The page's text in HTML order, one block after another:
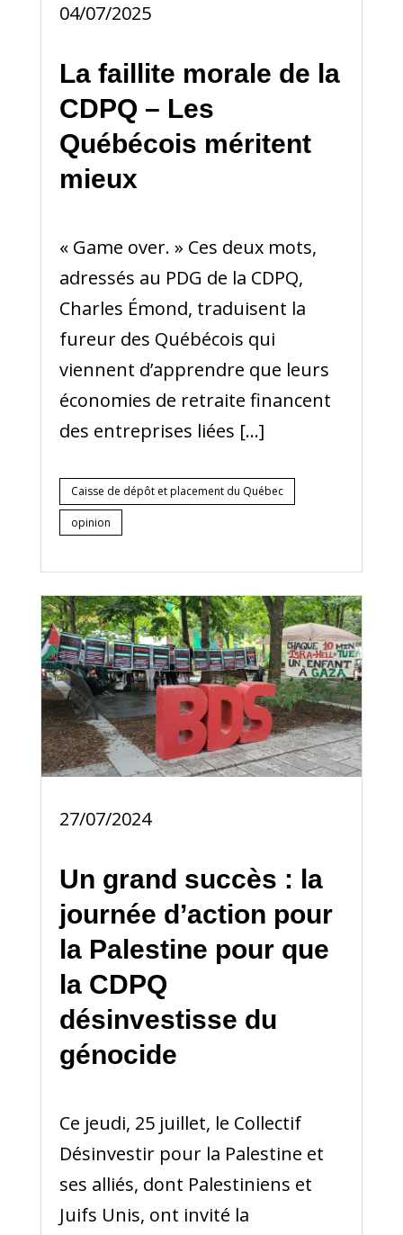
04/07/2025
La faillite morale de la
CDPQ – Les
Québécois méritent
mieux
« Game over. » Ces deux mots,
adressés au PDG de la CDPQ,
Charles Émond, traduisent la
fureur des Québécois qui
viennent d’apprendre que leurs
économies de retraite financent
des entreprises liées […]
Caisse de dépôt et placement du Québec
opinion
27/07/2024
Un grand succès : la
journée d’action pour
la Palestine pour que
la CDPQ
désinvestisse du
génocide
Ce jeudi, 25 juillet, le Collectif
Désinvestir pour la Palestine et
ses alliés, dont Palestiniens et
Juifs Unis, ont invité la